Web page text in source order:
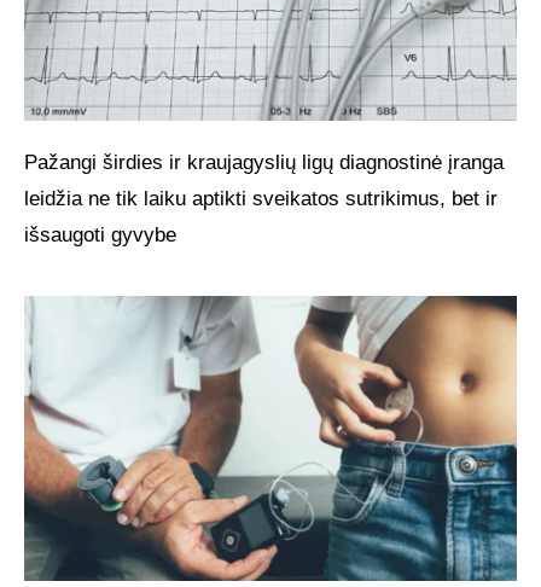
Pažangi širdies ir kraujagyslių ligų diagnostinė įranga
leidžia ne tik laiku aptikti sveikatos sutrikimus, bet ir
išsaugoti gyvybe